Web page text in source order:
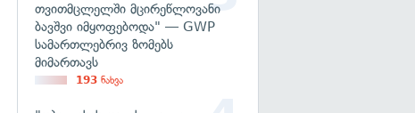
თვითმცლელში მცირეწლოვანი
ბავშვი იმყოფებოდა" — GWP
სამართლებრივ ზომებს
მიმართავს
193 ნახვა